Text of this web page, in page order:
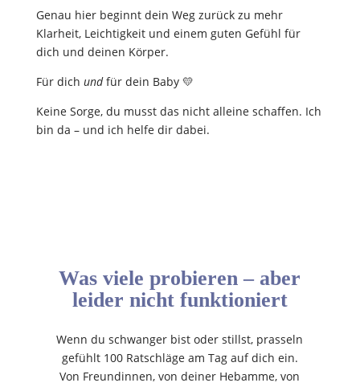
Genau hier beginnt dein Weg zurück zu mehr
Klarheit, Leichtigkeit und einem guten Gefühl für
dich und deinen Körper.
Für dich undfür dein Baby 💛
Keine Sorge, du musst das nicht alleine schaffen. Ich
bin da – und ich helfe dir dabei.
Was viele probieren – aber
leider nicht funktioniert
Wenn du schwanger bist oder stillst, prasseln
gefühlt 100 Ratschläge am Tag auf dich ein.
Von Freundinnen, von deiner Hebamme, von